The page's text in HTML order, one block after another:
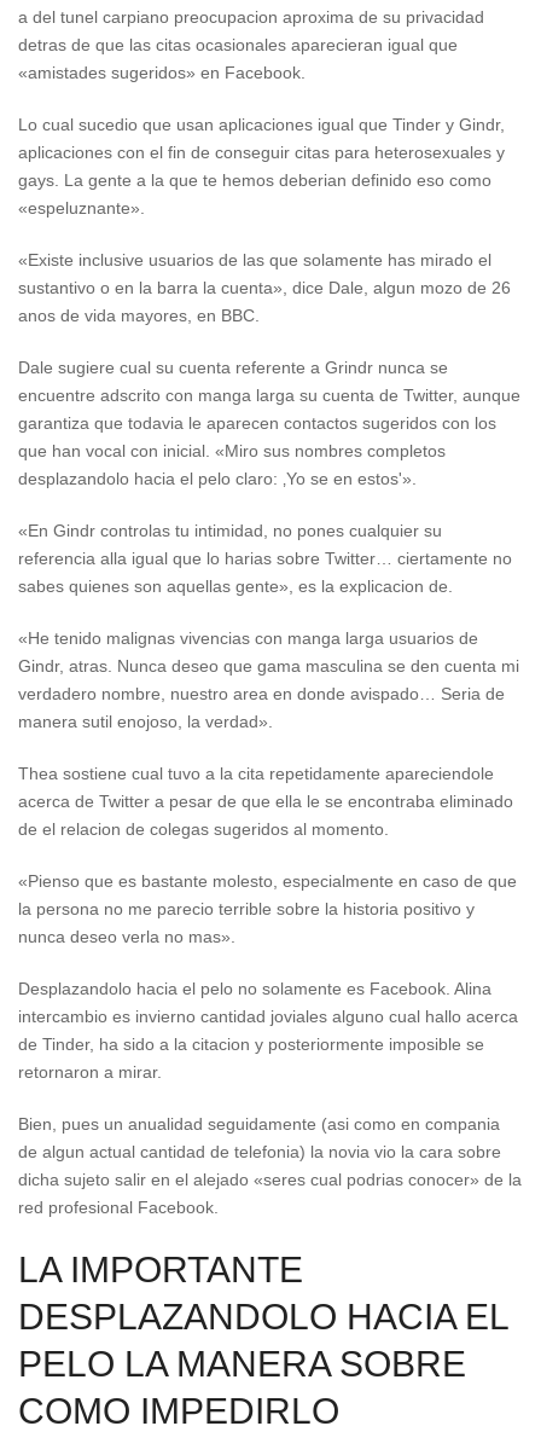
a del tunel carpiano preocupacion aproxima de su privacidad
detras de que las citas ocasionales aparecieran igual que
«amistades sugeridos» en Facebook.
Lo cual sucedio que usan aplicaciones igual que Tinder y Gindr,
aplicaciones con el fin de conseguir citas para heterosexuales y
gays. La gente a la que te hemos deberian definido eso como
«espeluznante».
«Existe inclusive usuarios de las que solamente has mirado el
sustantivo o en la barra la cuenta», dice Dale, algun mozo de 26
anos de vida mayores, en BBC.
Dale sugiere cual su cuenta referente a Grindr nunca se
encuentre adscrito con manga larga su cuenta de Twitter, aunque
garantiza que todavia le aparecen contactos sugeridos con los
que han vocal con inicial. «Miro sus nombres completos
desplazandolo hacia el pelo claro: ‚Yo se en estos'».
«En Gindr controlas tu intimidad, no pones cualquier su
referencia alla igual que lo harias sobre Twitter… ciertamente no
sabes quienes son aquellas gente», es la explicacion de.
«He tenido malignas vivencias con manga larga usuarios de
Gindr, atras. Nunca deseo que gama masculina se den cuenta mi
verdadero nombre, nuestro area en donde avispado… Seri­a de
manera sutil enojoso, la verdad».
Thea sostiene cual tuvo a la cita repetidamente apareciendole
acerca de Twitter a pesar de que ella le se encontraba eliminado
de el relacion de colegas sugeridos al momento.
«Pienso que es bastante molesto, especialmente en caso de que
la persona no me parecio terrible sobre la historia positivo y
nunca deseo verla no mas».
Desplazandolo hacia el pelo no solamente es Facebook. Alina
intercambio es invierno cantidad joviales alguno cual hallo acerca
de Tinder, ha sido a la citacion y posteriormente imposible se
retornaron a mirar.
Bien, pues un anualidad seguidamente (asi­ como en compania
de algun actual cantidad de telefonia) la novia vio la cara sobre
dicha sujeto salir en el alejado «seres cual podrias conocer» de la
red profesional Facebook.
LA IMPORTANTE
DESPLAZANDOLO HACIA EL
PELO LA MANERA SOBRE
COMO IMPEDIRLO